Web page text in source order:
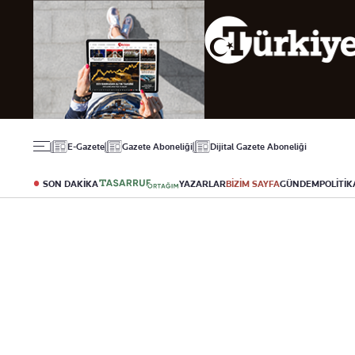
E-Gazete Gazete Aboneliği Dijital Gazete Aboneliği
SON DAKİKA YAZARLARBİZİM SAYFAGÜNDEM
Politika
Ekonomi
Borsa
Altın
Döviz
Hisse Senedi
Kripto Para
T-Otomobil
Futbol
Puan Durumu